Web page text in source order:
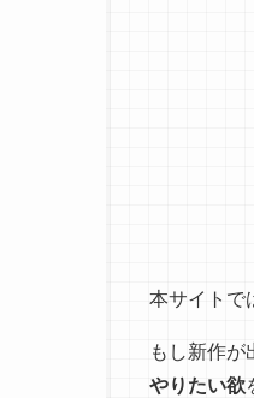
本サイトで
もし新作が
やりたい欲